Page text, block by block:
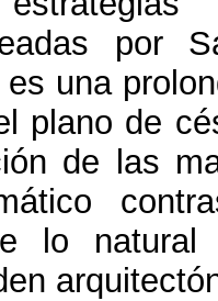
por
una
plano de
de las
lo